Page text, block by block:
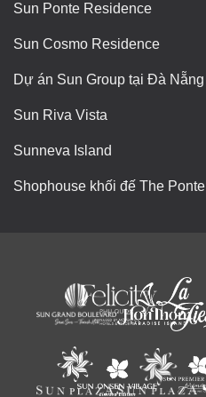
Sun Ponte Residence
Sun Cosmo Residence
Dự án Sun Group tại Đà Nẵng
Sun Riva Vista
Sunneva Island
Shophouse khối đế The Ponte